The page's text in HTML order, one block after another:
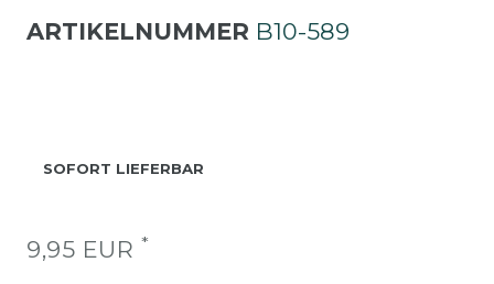
ARTIKELNUMMER B10-589
SOFORT LIEFERBAR
9,95 EUR *